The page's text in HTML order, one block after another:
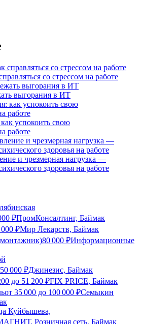
со стрессом на работе
выгорания в ИТ
успокоить свою
работе
и чрезмерная нагрузка —
здоровья на работе
₽ПромКонсалтинг, Баймак
000 ₽Мир Лекарств, Баймак
80 000 ₽Информационные
50 000 ₽Джинезис, Баймак
до 51 200 ₽FIX PRICE, Баймак
от 35 000 до 100 000 ₽Семыкин
Куйбышева,
Розничная сеть, Баймак